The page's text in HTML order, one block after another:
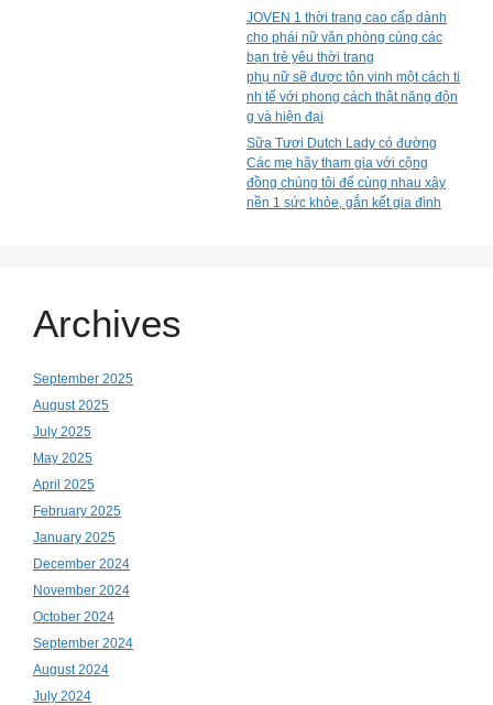
JOVEN 1 thời trang cao cấp dành
cho phái nữ văn phòng cùng các
bạn trẻ yêu thời trang
phụ nữ sẽ được tôn vinh một cách ti
nh tế với phong cách thật năng độn
g và hiện đại
Sữa Tươi Dutch Lady có đường
Các mẹ hãy tham gia với cộng
đồng chúng tôi để cùng nhau xây
nền 1 sức khỏe, gắn kết gia đình
Archives
September 2025
August 2025
July 2025
May 2025
April 2025
February 2025
January 2025
December 2024
November 2024
October 2024
September 2024
August 2024
July 2024